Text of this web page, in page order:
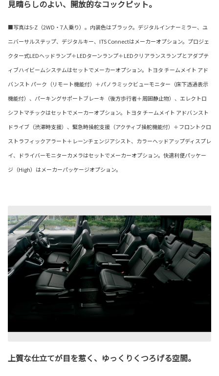
見晴らしのよい、開放的なコックピット。
■写真はS-Z（2WD・7人乗り）。内装色はブラック。デジタルインナーミラー、ユ
ニバーサルステップ、デジタルキー、ITS Connectはメーカーオプション。プロジェ
クター式LEDヘッドランプ＋LEDターンランプ＋LEDクリアランスランプとアダプテ
ィブハイビームシステムはセットでメーカーオプション。トヨタ チームメイト アド
バンスト パーク（リモート機能付）＋パノラミックビューモニター（床下透過表示
機能付）、パーキングサポートブレーキ（後方歩行者＋周囲静止物）、エレクトロ
シフトマチックはセットでメーカーオプション。トヨタ チームメイト アドバンスト
ドライブ（渋滞時支援）、緊急時操舵支援（アクティブ操舵機能付）＋フロントクロ
ストラフィックアラート＋レーンチェンジアシスト、カラーヘッドアップディスプレ
イ、ドライバーモニターカメラはセットでメーカーオプション。快適利便パッケー
ジ（High）はメーカーパッケージオプション。
上質な仕立てが目を惹く、ゆっくりくつろげる空間。